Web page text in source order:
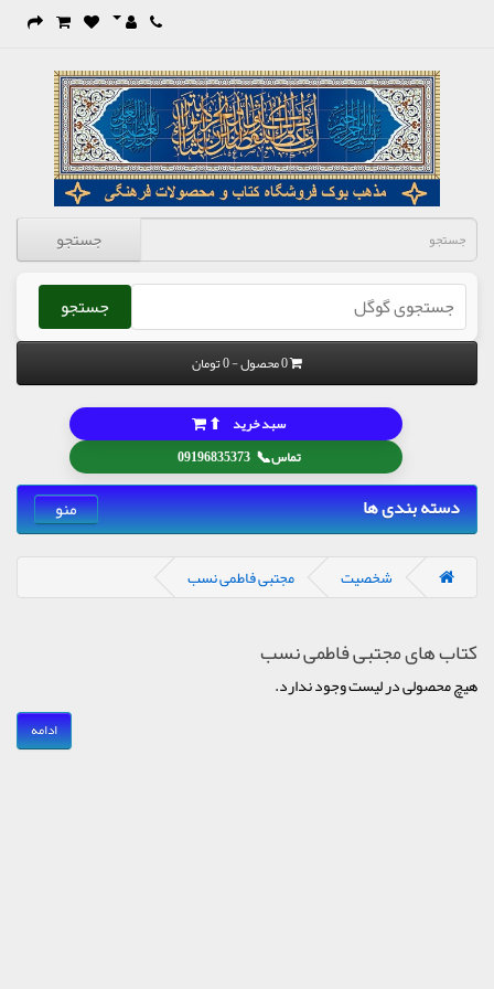
جستجو
جستجو
0 محصول - 0 تومان
تماس📞
09196835373
سبد خرید ⬆
دسته بندی ها منو
شخصیت مجتبی فاطمی نسب
کتاب های مجتبی فاطمی نسب
هیچ محصولی در لیست وجود ندارد.
ادامه